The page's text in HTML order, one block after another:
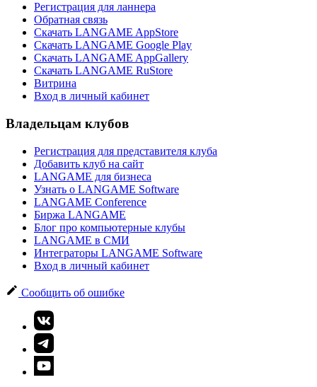
Регистрация для ланнера
Обратная связь
Скачать LANGAME AppStore
Скачать LANGAME Google Play
Скачать LANGAME AppGallery
Скачать LANGAME RuStore
Витрина
Вход в личный кабинет
Владельцам клубов
Регистрация для представителя клуба
Добавить клуб на сайт
LANGAME для бизнеса
Узнать о LANGAME Software
LANGAME Conference
Биржа LANGAME
Блог про компьютерные клубы
LANGAME в СМИ
Интеграторы LANGAME Software
Вход в личный кабинет
Сообщить об ошибке